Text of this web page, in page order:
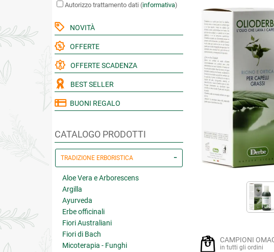
Autorizzo trattamento dati (informativa)
NOVITÀ
OFFERTE
OFFERTE SCADENZA
BEST SELLER
BUONI REGALO
CATALOGO PRODOTTI
TRADIZIONE ERBORISTICA
Aloe Vera e Arborescens
Argilla
Ayurveda
Erbe officinali
Fiori Australiani
Fiori di Bach
Micoterapia - Funghi
CAMPIONI
in tutti gli ordini